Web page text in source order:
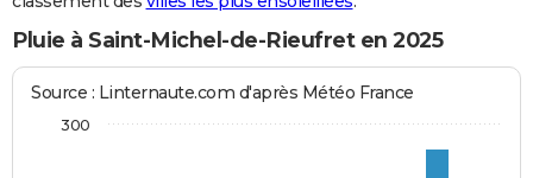
Pluie à Saint-Michel-de-Rieufret en 2025
Source : Linternaute.com d'après Météo France
300